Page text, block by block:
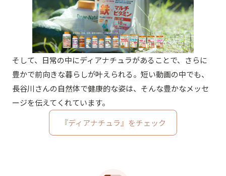
そして、日常の中にディアナチュラがあることで、さらに
豊かで前向きな暮らしが叶えられる。短い動画の中でも、
長谷川さんの自然体で健康的な姿は、そんな豊かなメッセ
ージを伝えてくれています。
『ディアナチュラ』をチェック